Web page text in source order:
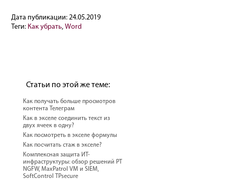
Дата публикации:24.05.2019
Теги: Как убрать,Word
Статьи по этой же теме:
Как получать больше просмотров
контента Телеграм
Как в экселе соединить текст из
двух ячеек в одну?
Как посмотреть в экселе формулы
Как посчитать стаж в экселе?
Комплексная защита ИТ-
инфраструктуры: обзор решений PT
NGFW, MaxPatrol VM и SIEM,
SoftControl TPsecure